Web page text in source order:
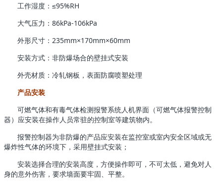
工作湿度：≤95%RH
大气压力：86kPa-106kPa
外形尺寸：235mm×170mm×60mm
安装方式：非防爆场合的壁挂式安装
外壳材质：冷轧钢板，表面防腐喷塑处理
产品安装
可燃气体和有毒气体检测报警系统人机界面（可燃气体报警控制
器）应安装在操作人员常驻的控制室等建筑物内。
报警控制器为非防爆的产品应安装在监控室或室内安全区域或无
爆炸性气体的环境下，采用壁挂式安装；
安装选择合理的安装高度，方便操作即可，不可太低，避免对人
身的意外伤害，要求墙面要牢固、平整。